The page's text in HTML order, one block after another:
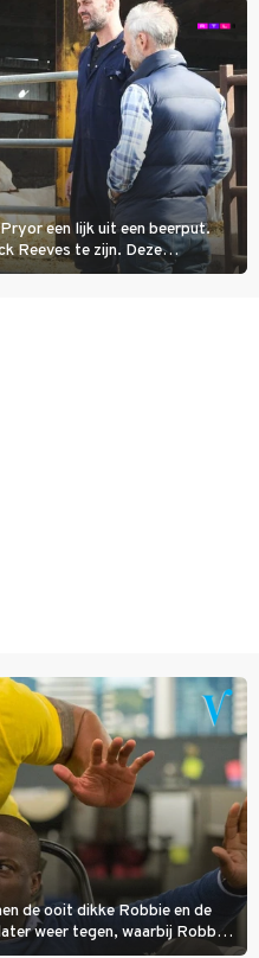
een lijk uit een beerput.
Reeves te zijn. Deze
had gebroken met zijn familie
de ooit dikke Robbie en de
weer tegen, waarbij Robbie,